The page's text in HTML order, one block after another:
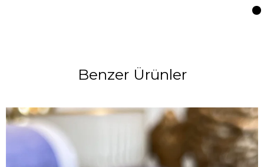
Benzer Ürünler